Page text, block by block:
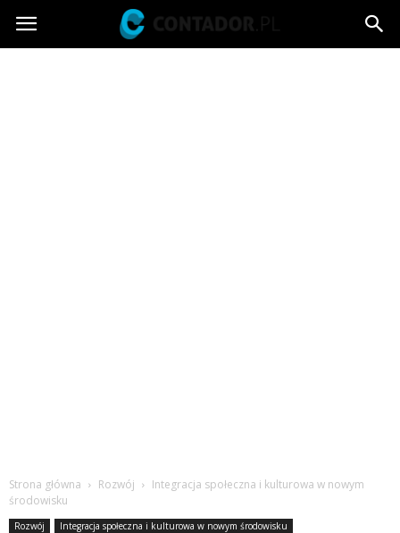
Contador.pl
Strona główna Rozwój
Integracja społeczna i kulturowa w nowym
środowisku
Rozwój Integracja społeczna i kulturowa w nowym środowisku